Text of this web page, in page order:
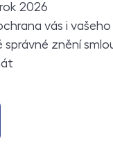
2026
vás i
správné znění